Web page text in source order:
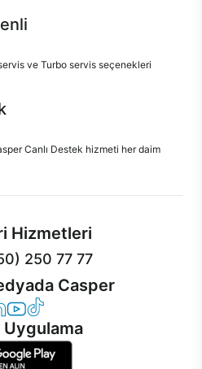
ve Turbo servis seçenekleri
Canlı Destek hizmeti her daim
Hizmetleri
250 77 77
Casper
TwitterLinkedIn
Casper YouTube
Casper TikTok